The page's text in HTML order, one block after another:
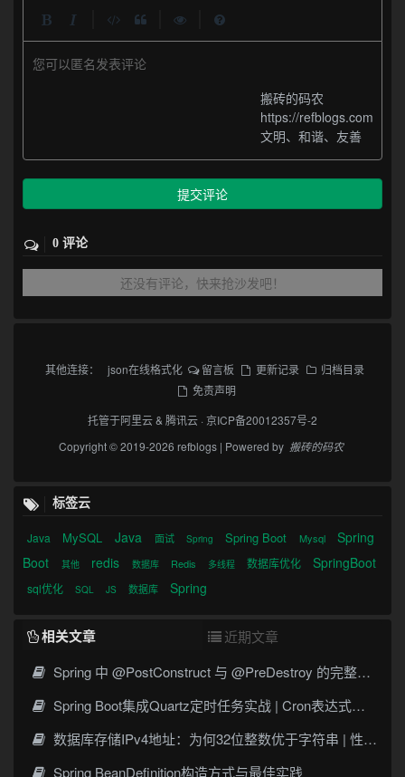
您可以匿名发表评论
搬砖的码农
https://refblogs.com
文明、和谐、友善
提交评论
0 评论
还没有评论，快来抢沙发吧！
其他连接： json在线格式化 留言板 更新记录
归档目录
免责声明
托管于阿里云& 腾讯云 ·京ICP备20012357号-2
Copyright © 2019-2026 refblogs | Powered by 搬砖的码农
标签云
Java MySQL Java 面试 Spring Spring Boot Mysql
Spring
Boot
其他 redis 数据库 Redis 多线程 数据库优化 SpringBoot
sql优化 SQL JS 数据库 Spring
相关文章
近期文章
Spring 中 @PostConstruct 与 @PreDestroy 的完整与实战
Spring Boot集成Quartz定时任务实战 | Cron表达式详解
数据库存储IPv4地址：为何32位整数优于字符串 | 性能分析
Spring BeanDefinition构造方式与最佳实践